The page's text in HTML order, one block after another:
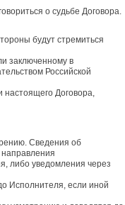
о судьбе Договора.
будут стремиться
заключенному в
Российской
Договора,
Сведения об
либо уведомления через
Исполнителя, если иной